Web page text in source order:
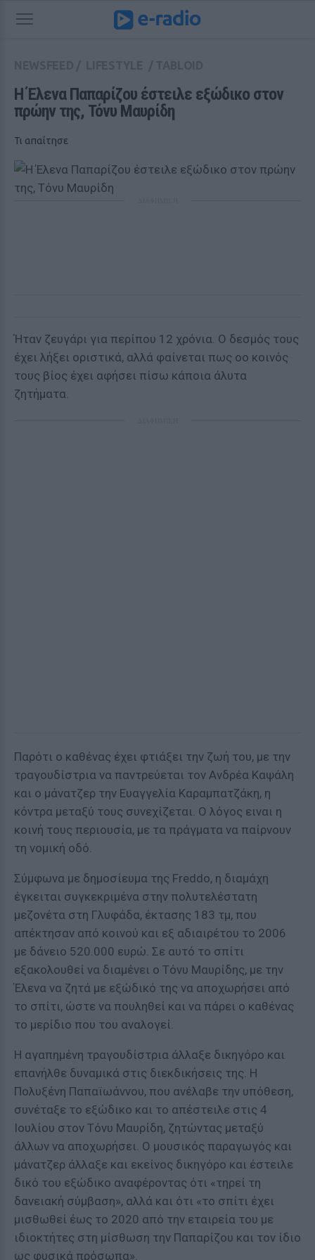
Η Έλενα Παπαρίζου έστειλε εξώδικο στον
πρώην της, Τόνυ Μαυρίδη
Τι απαίτησε
Ήταν ζευγάρι για περίπου 12 χρόνια. Ο δεσμός τους
έχει λήξει οριστικά, αλλά φαίνεται πως οο κοινός
τους βίος έχει αφήσει πίσω κάποια άλυτα
ζητήματα.
Παρότι ο καθένας έχει φτιάξει την ζωή του, με την
τραγουδίστρια να παντρεύεται τον Ανδρέα Καψάλη
και ο μάνατζερ την Ευαγγελία Καραμπατζάκη, η
κόντρα μεταξύ τους συνεχίζεται. Ο λόγος ειναι η
κοινή τους περιουσία, με τα πράγματα να παίρνουν
τη νομική οδό.
Σύμφωνα με δημοσίευμα της Freddo, η διαμάχη
έγκειται συγκεκριμένα στην πολυτελέστατη
μεζονέτα στη Γλυφάδα, έκτασης 183 τμ, που
απέκτησαν από κοινού και εξ αδιαιρέτου το 2006
με δάνειο 520.000 ευρώ. Σε αυτό το σπίτι
εξακολουθεί να διαμένει ο Τόνυ Μαυρίδης, με την
Έλενα να ζητά με εξώδικό της να αποχωρήσει από
το σπίτι, ώστε να πουληθεί και να πάρει ο καθένας
το μερίδιο που του αναλογεί.
Η αγαπημένη τραγουδίστρια άλλαξε δικηγόρο και
επανήλθε δυναμικά στις διεκδικήσεις της. Η
Πολυξένη Παπαϊωάννου, που ανέλαβε την υπόθεση,
συνέταξε το εξώδικο και το απέστειλε στις 4
Ιουλίου στον Τόνυ Μαυρίδη, ζητώντας μεταξύ
άλλων να αποχωρήσει. Ο μουσικός παραγωγός και
μάνατζερ άλλαξε και εκείνος δικηγόρο και έστειλε
δικό του εξώδικο αναφέροντας ότι «τηρεί τη
δανειακή σύμβαση», αλλά και ότι «το σπίτι έχει
μισθωθεί έως το 2020 από την εταιρεία του με
ιδιοκτήτες στη μίσθωση την Παπαρίζου και τον ίδιο
ως φυσικά πρόσωπα».